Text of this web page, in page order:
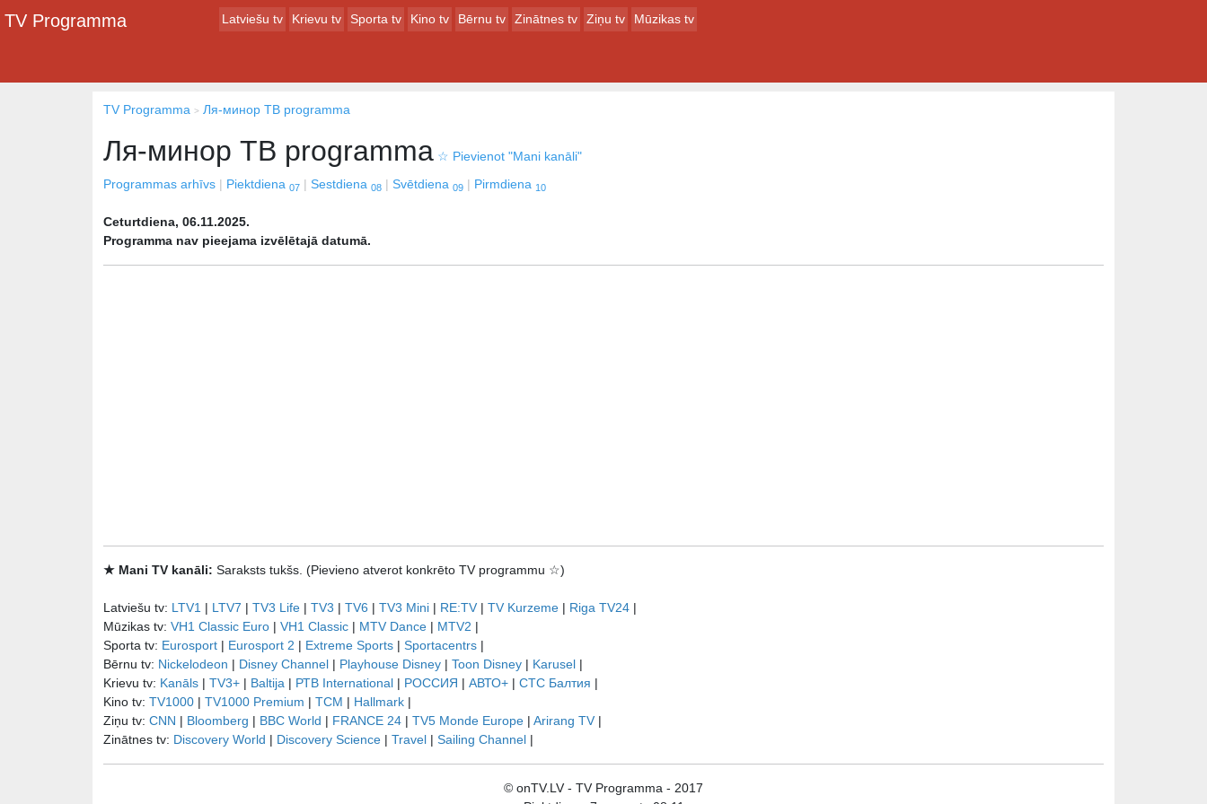
TV Programma Latviešu tv Krievu tv Sporta tv Kino tv Bērnu tv Zinātnes tv Ziņu tv Mūzikas tv
TV Programma Ля-минор ТВ programma
Ля-минор ТВ programma ☆ Pievienot "Mani kanāli"
Programmas arhīvs
Piektdiena 07 Sestdiena 08 Svētdiena 09 Pirmdiena 10
Ceturtdiena, 06.11.2025.
Programma nav pieejama izvēlētajā datumā.
★ Mani TV kanāli: Saraksts tukšs. (Pievieno atverot konkrēto TV programmu ☆)
Latviešu tv: LTV1 | LTV7 | TV3 Life | TV3 | TV6 | TV3 Mini | RE:TV | TV Kurzeme | Riga TV24 |
Mūzikas tv: VH1 Classic Euro | VH1 Classic | MTV Dance | MTV2 |
Sporta tv: Eurosport | Eurosport 2 | Extreme Sports | Sportacentrs |
Bērnu tv: Nickelodeon | Disney Channel | Playhouse Disney | Toon Disney | Karusel |
Krievu tv: Kanāls | TV3+ | Baltija | РТB International | РОССИЯ | АВТО+ | СТС Балтия |
Kino tv: TV1000 | TV1000 Premium | TCM | Hallmark |
Ziņu tv: CNN | Bloomberg | BBC World | FRANCE 24 | TV5 Monde Europe | Arirang TV |
Zinātnes tv: Discovery World | Discovery Science | Travel | Sailing Channel |
© onTV.LV - TV Programma - 2017